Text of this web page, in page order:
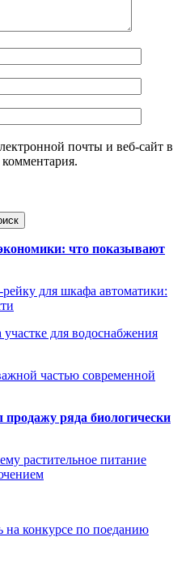
почты и веб-сайт в
что показывают
для шкафа автоматики:
для водоснабжения
частью современной
ряда биологически
растительное питание
на конкурсе по поеданию